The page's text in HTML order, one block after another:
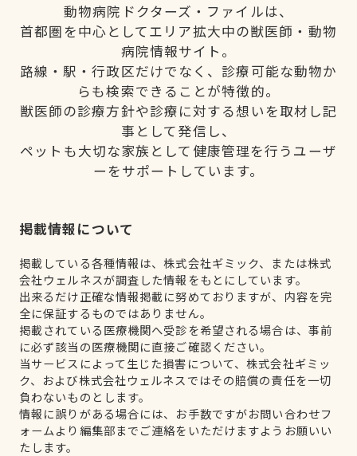
動物病院ドクターズ・ファイルは、
首都圏を中心としてエリア拡大中の獣医師・動物
病院情報サイト。
路線・駅・行政区だけでなく、診療可能な動物か
らも検索できることが特徴的。
獣医師の診療方針や診療に対する想いを取材し記
事として発信し、
ペットも大切な家族として健康管理を行うユーザ
ーをサポートしています。
掲載情報について
掲載している各種情報は、株式会社ギミック、または株式
会社ウェルネスが調査した情報をもとにしています。
出来るだけ正確な情報掲載に努めておりますが、内容を完
全に保証するものではありません。
掲載されている医療機関へ受診を希望される場合は、事前
に必ず該当の医療機関に直接ご確認ください。
当サービスによって生じた損害について、株式会社ギミッ
ク、および株式会社ウェルネスではその賠償の責任を一切
負わないものとします。
情報に誤りがある場合には、お手数ですがお問い合わせフ
ォームより編集部までご連絡をいただけますようお願いい
たします。